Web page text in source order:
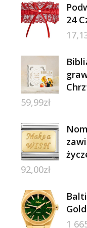
24
59,99zł
92,00zł
Gold
1